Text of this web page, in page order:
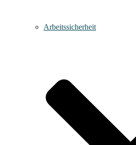
Arbeitssicherheit